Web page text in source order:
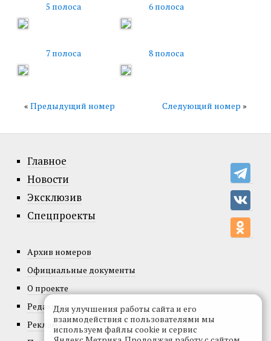
5 полоса 6 полоса
7 полоса 8 полоса
Следующий номер »
« Предыдущий номер
Главное
Новости
Эксклюзив
Спецпроекты
Архив номеров
Официальные документы
О проекте
Редакция
Реклама
Для улучшения работы сайта и его
взаимодействия с пользователями мы
используем файлы cookie и сервис